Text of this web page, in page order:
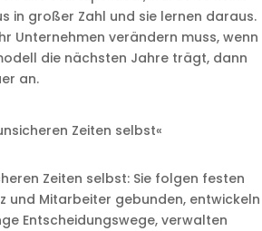
in großer Zahl und sie lernen daraus.
Unternehmen verändern muss, wenn
die nächsten Jahre trägt, dann
an.
Zeiten selbst«
Zeiten selbst: Sie folgen festen
und Mitarbeiter gebunden, entwickeln
Entscheidungswege, verwalten